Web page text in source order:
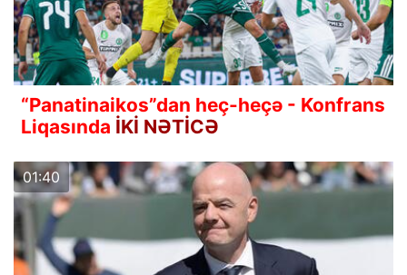
“Panatinaikos”dan heç-heçə - Konfrans
Liqasında İKİ NƏTİCƏ
01:40